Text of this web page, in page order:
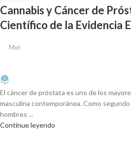
Cannabis y Cáncer de
Científico de la Evidencia
Mel
0
El cáncer de próstata es uno de los
masculina contemporánea. Como
hombres ...
Continue leyendo